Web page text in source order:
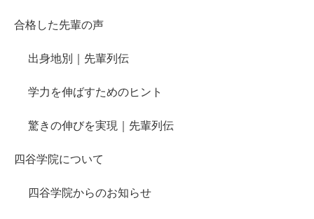
合格した先輩の声
出身地別｜先輩列伝
学力を伸ばすためのヒント
驚きの伸びを実現｜先輩列伝
四谷学院について
四谷学院からのお知らせ